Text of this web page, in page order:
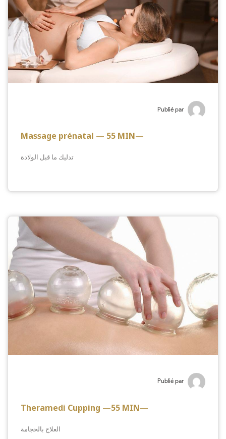
Publié par
Massage prénatal — 55 MIN—
تدليك ما قبل الولادة
Publié par
Theramedi Cupping —55 MIN—
العلاج بالحجامة